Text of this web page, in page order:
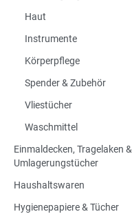
Haut
Instrumente
Körperpflege
Spender & Zubehör
Vliestücher
Waschmittel
Einmaldecken, Tragelaken &
Umlagerungstücher
Haushaltswaren
Hygienepapiere & Tücher